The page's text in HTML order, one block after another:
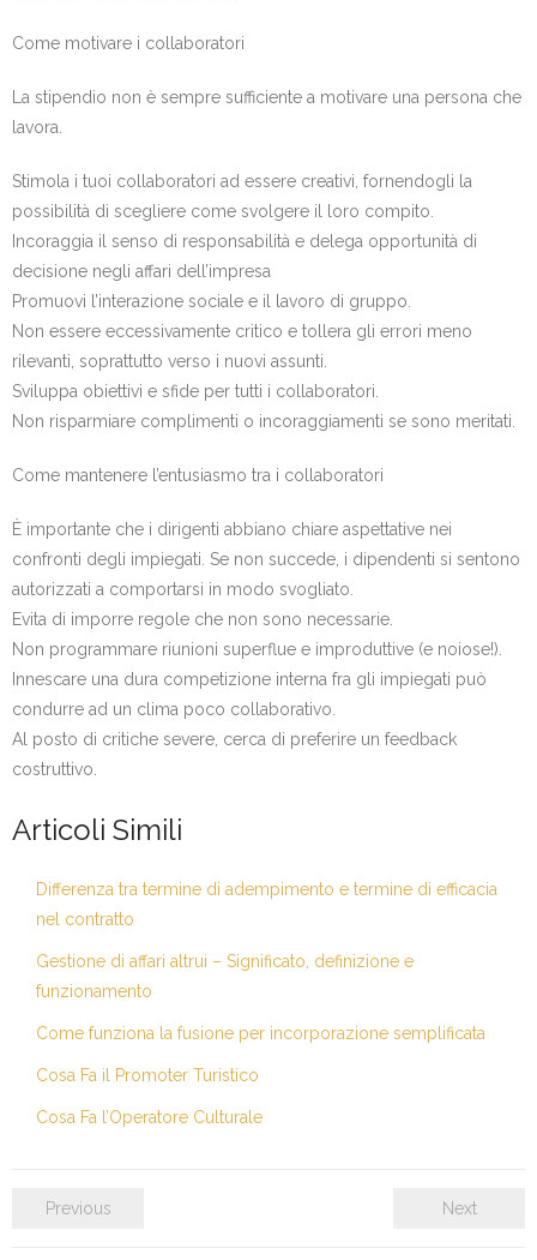
Come motivare i collaboratori
La stipendio non è sempre sufficiente a motivare una persona che
lavora.
Stimola i tuoi collaboratori ad essere creativi, fornendogli la
possibilità di scegliere come svolgere il loro compito.
Incoraggia il senso di responsabilità e delega opportunità di
decisione negli affari dell’impresa
Promuovi l’interazione sociale e il lavoro di gruppo.
Non essere eccessivamente critico e tollera gli errori meno
rilevanti, soprattutto verso i nuovi assunti.
Sviluppa obiettivi e sfide per tutti i collaboratori.
Non risparmiare complimenti o incoraggiamenti se sono meritati.
Come mantenere l’entusiasmo tra i collaboratori
È importante che i dirigenti abbiano chiare aspettative nei
confronti degli impiegati. Se non succede, i dipendenti si sentono
autorizzati a comportarsi in modo svogliato.
Evita di imporre regole che non sono necessarie.
Non programmare riunioni superflue e improduttive (e noiose!).
Innescare una dura competizione interna fra gli impiegati può
condurre ad un clima poco collaborativo.
Al posto di critiche severe, cerca di preferire un feedback
costruttivo.
Articoli Simili
Differenza tra termine di adempimento e termine di efficacia
nel contratto
Gestione di affari altrui – Significato, definizione e
funzionamento
Come funziona la fusione per incorporazione semplificata
Cosa Fa il Promoter Turistico
Cosa Fa l’Operatore Culturale
Previous Next